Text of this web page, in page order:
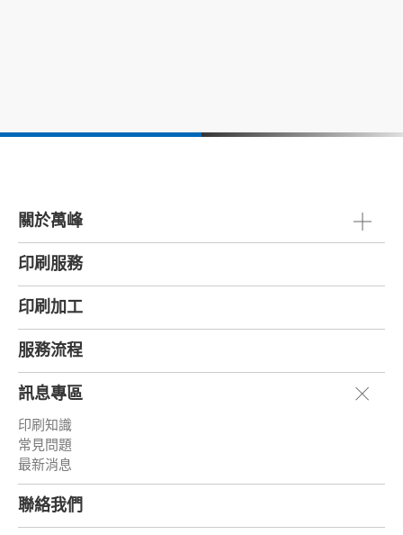
關於萬峰
印刷服務
印刷加工
服務流程
訊息專區
印刷知識
常見問題
最新消息
聯絡我們